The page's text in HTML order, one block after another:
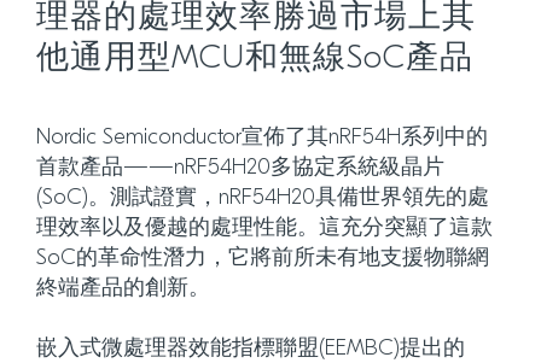
理器的處理效率勝過市場上其
他通用型MCU和無線SoC產品
Nordic Semiconductor宣佈了其nRF54H系列中的
首款產品——nRF54H20多協定系統級晶片
(SoC)。測試證實，nRF54H20具備世界領先的處
理效率以及優越的處理性能。這充分突顯了這款
SoC的革命性潛力，它將前所未有地支援物聯網
終端產品的創新。
嵌入式微處理器效能指標聯盟(EEMBC)提出的